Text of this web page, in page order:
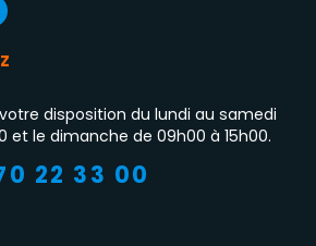
disposition du lundi au samedi
et le dimanche de 09h00 à 15h00.
22 33 00